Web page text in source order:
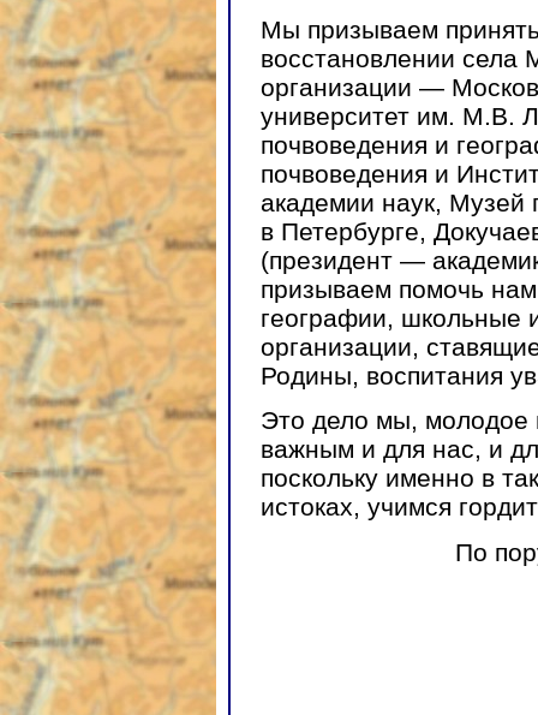
Мы призываем
восстановлении села
организации —
университет им. М.В.
почвоведения и
почвоведения и
академии наук, Музей
в Петербурге,
(президент —
призываем помочь
географии, школьные
организации,
Родины, воспитания
Это дело мы, молодое
важным и для нас, и
поскольку именно в
истоках, учимся
По